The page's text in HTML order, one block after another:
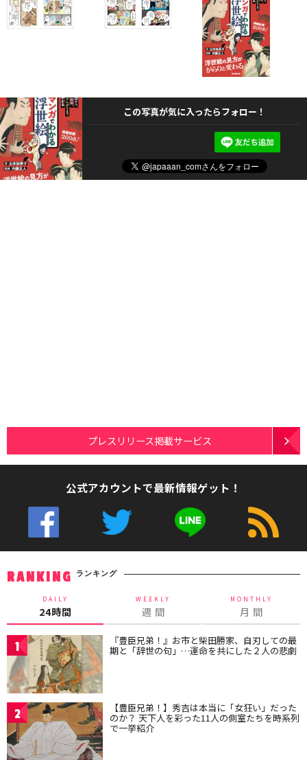
この写真が気に入ったらフォロー！
プレスリリース掲載サービス
公式アカウントで最新情報ゲット！
RANKING ランキング
DAILY
24時間
WEEKLY
週 間
MONTHLY
月 間
1 『豊臣兄弟！』お市と柴田勝家、自刃しての最
期と「辞世の句」…運命を共にした２人の悲劇
2 【豊臣兄弟！】秀吉は本当に「女狂い」だった
のか？ 天下人を彩った11人の側室たちを時系列
で一挙紹介